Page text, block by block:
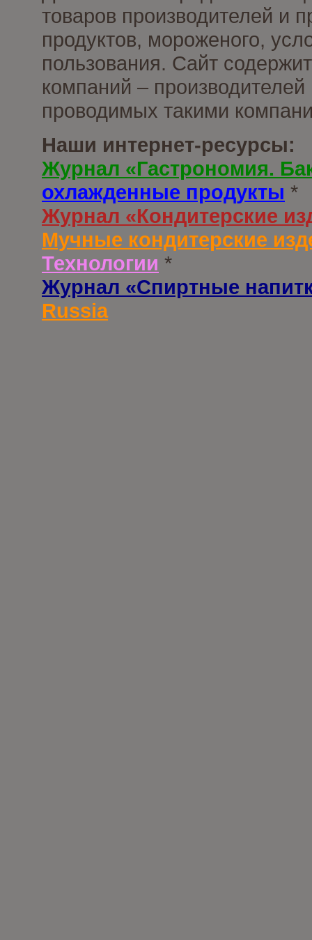
товаров производителей и
продуктов, мороженого,
пользования. Сайт
компаний –
проводимых такими
Наши интернет-ресурсы:
Журнал «Гастрономия.
охлажденные продукты *
Журнал «Кондитерские
Мучные кондитерские
Технологии *
Журнал «Спиртные
Russia